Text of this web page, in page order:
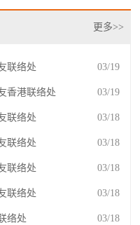
更多>>
联络处 03/19
香港联络处 03/19
联络处 03/18
联络处 03/18
联络处 03/18
联络处 03/18
络处 03/18